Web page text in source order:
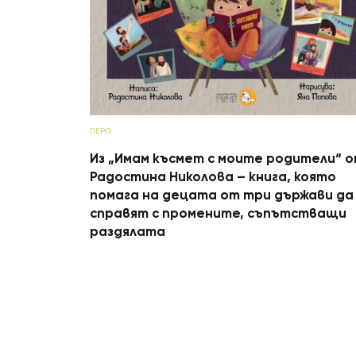
ПЕРО
Из „Имам късмет с моите родители“
Радостина Николова – книга, която
помага на децата от три държави да
справят с промените, съпътстващи
раздялата